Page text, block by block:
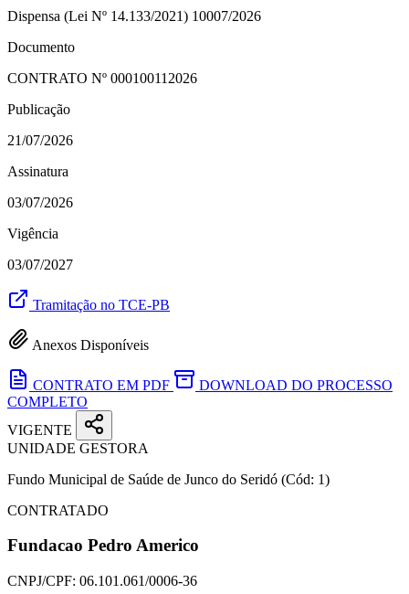
Dispensa (Lei Nº 14.133/2021) 10007/2026
Documento
CONTRATO Nº 000100112026
Publicação
21/07/2026
Assinatura
03/07/2026
Vigência
03/07/2027
Tramitação no TCE-PB
Anexos Disponíveis
CONTRATO EM PDF
DOWNLOAD DO PROCESSO
COMPLETO
VIGENTE
UNIDADE GESTORA
Fundo Municipal de Saúde de Junco do Seridó (Cód: 1)
CONTRATADO
Fundacao Pedro Americo
CNPJ/CPF: 06.101.061/0006-36